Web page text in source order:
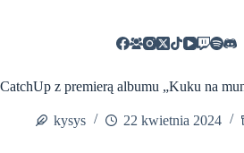
CatchUp z premierą albumu „Kuku na
kysys 22 kwietnia 2024